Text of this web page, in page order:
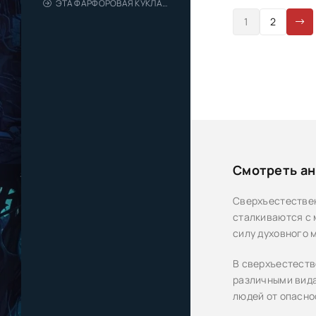
ЭТА ФАРФОРОВАЯ КУКЛА ВЛЮБИЛАСЬ
1 2
Смотреть
сталкиваются с
силу духовного
В
различными
людей от